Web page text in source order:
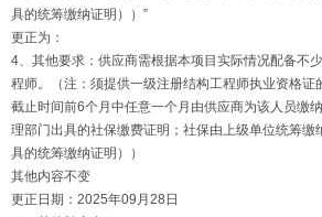
具的统筹缴纳证明））”
更正为：
4、其他要求：供应商需根据本项目实际情况配备不
程师。（注：须提供一级注册结构工程师执业资格证
截止时间前6个月中任意一个月由供应商为该人员缴
理部门出具的社保缴费证明；社保由上级单位统筹缴
具的统筹缴纳证明））
其他内容不变
更正日期：2025年09月28日